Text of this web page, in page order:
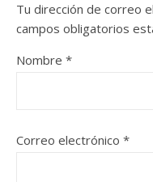
Tu dirección de correo
campos obligatorios
Nombre *
Correo electrónico *